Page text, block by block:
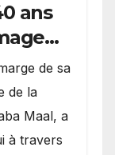
ans
de sa
de la
Maal, a
à travers